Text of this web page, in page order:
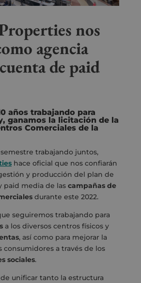
nos
agencia
de paid
años trabajando para
ganamos la licitación de la
Comerciales de la
trabajando juntos,
hace oficial que nos confiarán
y producción del plan de
paid media de las campañas de
durante este 2022.
seguiremos trabajando para
a los diversos centros físicos y
, así como para mejorar la
consumidores a través de los
sociales.
unificar tanto la estructura